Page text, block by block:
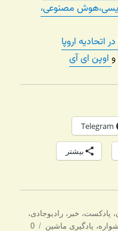
نویسی،‌هوش مصنوعی،
اروپا
و اوپن ای آی
Telegram
بیشتر
، پادکست، خبر ،رادیوجادی،
، یادگیری ماشین
0